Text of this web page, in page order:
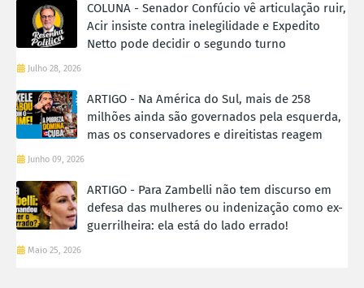
COLUNA - Senador Confúcio vê articulação ruir,
Acir insiste contra inelegilidade e Expedito
Netto pode decidir o segundo turno
Julho 28, 2026
ARTIGO - Na América do Sul, mais de 258
milhões ainda são governados pela esquerda,
mas os conservadores e direitistas reagem
Junho 09, 2026
ARTIGO - Para Zambelli não tem discurso em
defesa das mulheres ou indenização como ex-
guerrilheira: ela está do lado errado!
Maio 25, 2026